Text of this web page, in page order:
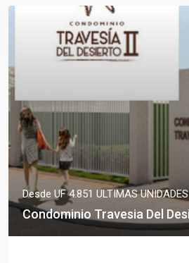
Desde UF 4.851 ULTIMAS UNIDADES
Condominio Travesia Del